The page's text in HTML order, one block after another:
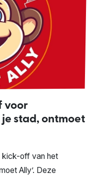
voor
stad, ontmoet
kick-off van het
Ally’. Deze